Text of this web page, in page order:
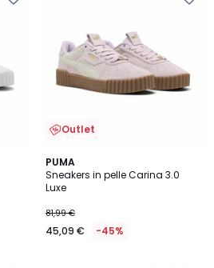
Outlet
PUMA
Sneakers in pelle Carina 3.0
Luxe
81,99 €
45,09 € -45%
5
/
5
2
Colori